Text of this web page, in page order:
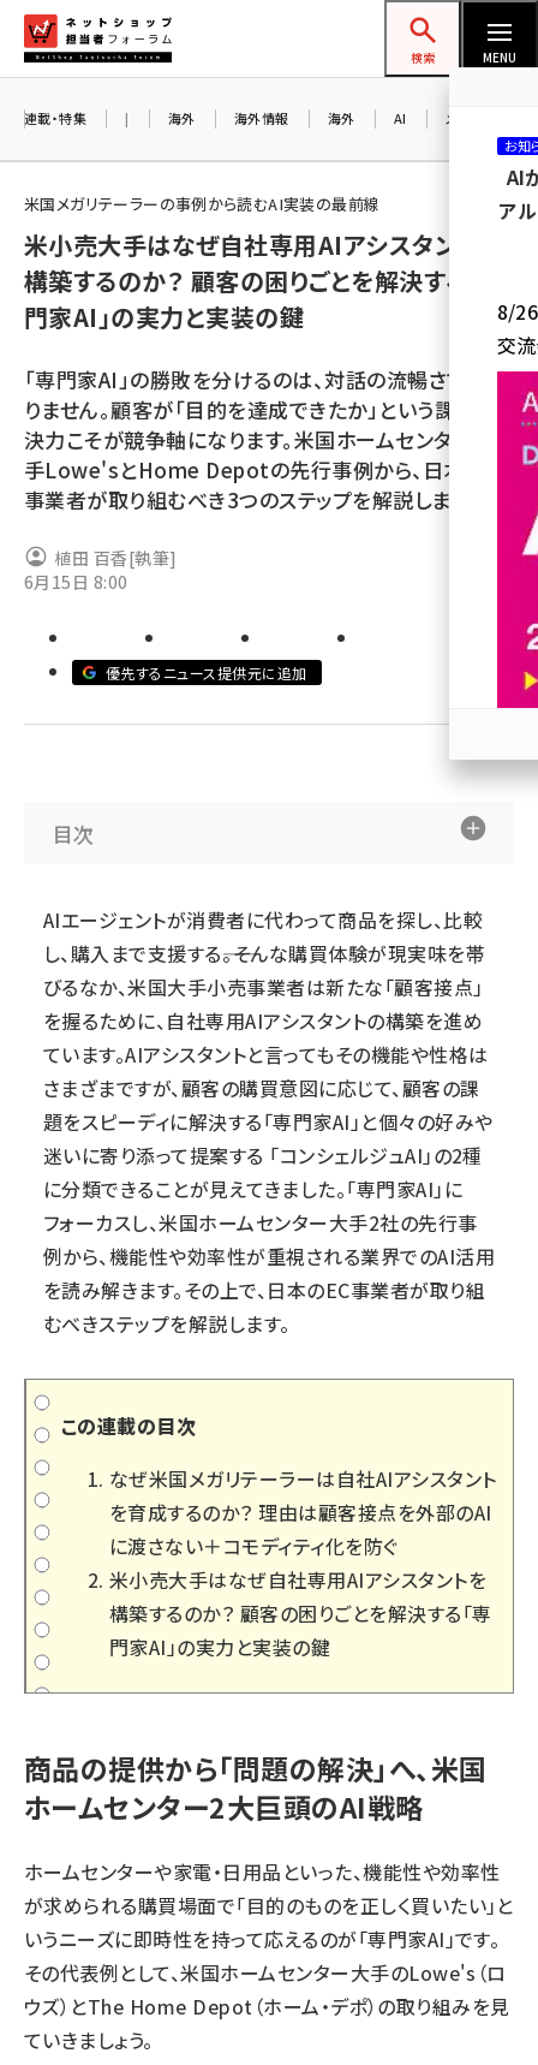
ン
ネットショップ担当者フォーラム
検索 MENU
amazon (2243)
yahoo (1898)
ecbeing (1205)
アスクル (1115)
base (1070)
revico (738)
連載・特集 | 海外 海外情報 海外 AI メタバース
米国メガリテーラーの事例から読むAI実装の最前線
米小売大手はなぜ自社専用AIアシスタントを
構築するのか？ 顧客の困りごとを解決する「専
門家AI」の実力と実装の鍵
「専門家AI」の勝敗を分けるのは、対話の流暢さではあ
りません。顧客が「目的を達成できたか」という課題解
決力こそが競争軸になります。米国ホームセンター大
手Lowe'sとHome Depotの先行事例から、日本のEC
事業者が取り組むべき3つのステップを解説します。
植田 百香[執筆]
6月15日 8:00
優先するニュース提供元に追加
目次
AIエージェントが消費者に代わって商品を探し、比較
し、購入まで支援する――。そんな購買体験が現実味を帯
びるなか、米国大手小売事業者は新たな「顧客接点」
を握るために、自社専用AIアシスタントの構築を進め
ています。AIアシスタントと言ってもその機能や性格は
さまざまですが、顧客の購買意図に応じて、顧客の課
題をスピーディに解決する「専門家AI」と個々の好みや
迷いに寄り添って提案する 「コンシェルジュAI」の2種
に分類できることが見えてきました。「専門家AI」に
フォーカスし、米国ホームセンター大手2社の先行事
例から、機能性や効率性が重視される業界でのAI活用
を読み解きます。その上で、日本のEC事業者が取り組
むべきステップを解説します。
この連載の目次
なぜ米国メガリテーラーは自社AIアシスタント
を育成するのか？ 理由は顧客接点を外部のAI
に渡さない＋コモディティ化を防ぐ
米小売大手はなぜ自社専用AIアシスタントを
構築するのか？ 顧客の困りごとを解決する「専
門家AI」の実力と実装の鍵
商品の提供から「問題の解決」へ、米国
ホームセンター2大巨頭のAI戦略
ホームセンターや家電・日用品といった、機能性や効率性
が求められる購買場面で「目的のものを正しく買いたい」と
いうニーズに即時性を持って応えるのが「専門家AI」です。
その代表例として、米国ホームセンター大手のLowe's（ロ
ウズ）とThe Home Depot（ホーム・デポ）の取り組みを見
ていきましょう。
お知
AI
ア
8/26
交
参